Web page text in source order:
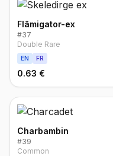
Flâmigator-ex
#37
Double Rare
EN FR
0.63 €
Charbambin
#39
Common